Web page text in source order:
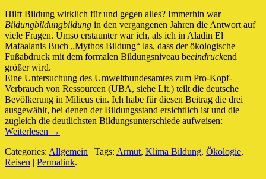
Hilft Bildung wirklich für und gegen alles? Immerhin war
Bildungbildungbildung in den vergangenen Jahren die Antwort auf
viele Fragen. Umso erstaunter war ich, als ich in Aladin El
Mafaalanis Buch „Mythos Bildung“ las, dass der ökologische
Fußabdruck mit dem formalen Bildungsniveau beeindruckend
größer wird.
Eine Untersuchung des Umweltbundesamtes zum Pro-Kopf-
Verbrauch von Ressourcen (UBA, siehe Lit.) teilt die deutsche
Bevölkerung in Milieus ein. Ich habe für diesen Beitrag die drei
ausgewählt, bei denen der Bildungsstand ersichtlich ist und die
zugleich die deutlichsten Bildungsunterschiede aufweisen:
Weiterlesen →
Categories: Allgemein | Tags: Armut, Klima Bildung, Ökologie,
Reisen | Permalink.